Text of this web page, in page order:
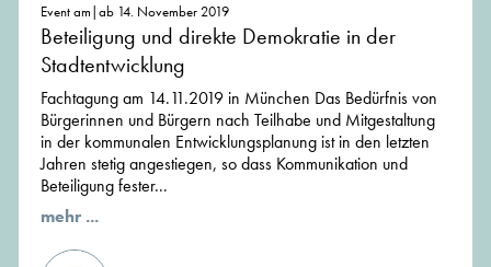
Event am|ab 14. November 2019
Beteiligung und direkte Demokratie in der
Stadtentwicklung
Fachtagung am 14.11.2019 in München Das Bedürfnis von
Bürgerinnen und Bürgern nach Teilhabe und Mitgestaltung
in der kommunalen Entwicklungsplanung ist in den letzten
Jahren stetig angestiegen, so dass Kommunikation und
Beteiligung fester...
mehr ...